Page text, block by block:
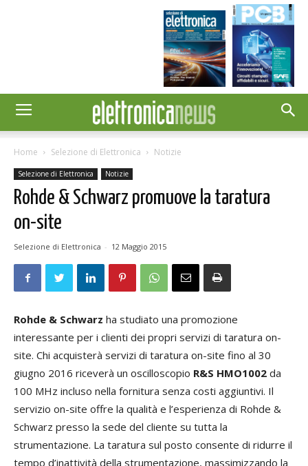
Home Selezione di Elettronica Notizie
Selezione di Elettronica Notizie
Rohde & Schwarz promuove la taratura
on-site
Selezione di Elettronica - 12 Maggio 2015
Rohde & Schwarz ha studiato una promozione
interessante per i clienti dei propri servizi di taratura on-
site. Chi acquisterà servizi di taratura on-site fino al 30
giugno 2016 riceverà un oscilloscopio R&S HMO1002 da
100 MHz incluso nella fornitura senza costi aggiuntivi. Il
servizio on-site offre la qualità e l’esperienza di Rohde &
Schwarz presso la sede del cliente su tutta la
strumentazione. La taratura sul posto consente di ridurre il
tempo d’inattività della strumentazione, massimizzando la